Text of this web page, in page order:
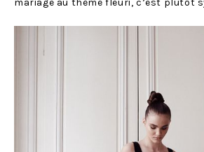
mariage au thème fleuri, c’est plutôt